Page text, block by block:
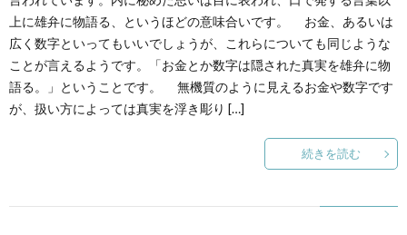
上に雄弁に物語る、というほどの意味合いです。 お金、あるいは
広く数字といってもいいでしょうが、これらについても同じような
ことが言えるようです。「お金とか数字は隠された真実を雄弁に物
語る。」ということです。 無機質のように見えるお金や数字です
が、扱い方によっては真実を浮き彫り […]
続きを読む